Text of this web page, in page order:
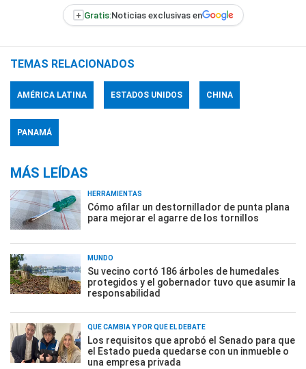
+ Gratis:Noticias exclusivas en
TEMAS RELACIONADOS
AMÉRICA LATINA ESTADOS UNIDOS CHINA
PANAMÁ
MÁS LEÍDAS
HERRAMIENTAS
Cómo afilar un destornillador de punta plana
para mejorar el agarre de los tornillos
MUNDO
Su vecino cortó 186 árboles de humedales
protegidos y el gobernador tuvo que asumir la
responsabilidad
QUÉ CAMBIA Y POR QUÉ EL DEBATE
Los requisitos que aprobó el Senado para que
el Estado pueda quedarse con un inmueble o
una empresa privada